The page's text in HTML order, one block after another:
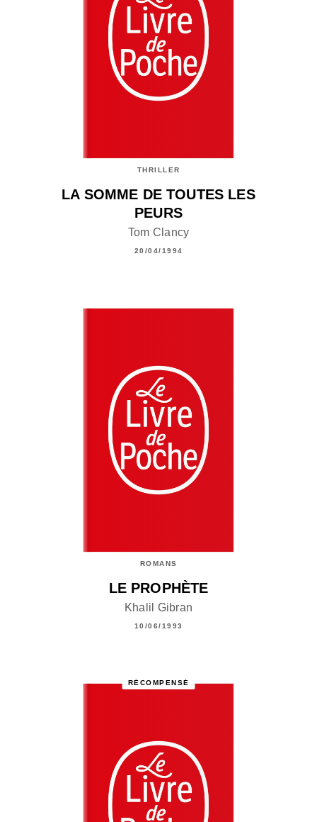
THRILLER
LA SOMME DE TOUTES LES
PEURS
Tom Clancy
20/04/1994
ROMANS
LE PROPHÈTE
Khalil Gibran
10/06/1993
RÉCOMPENSÉ